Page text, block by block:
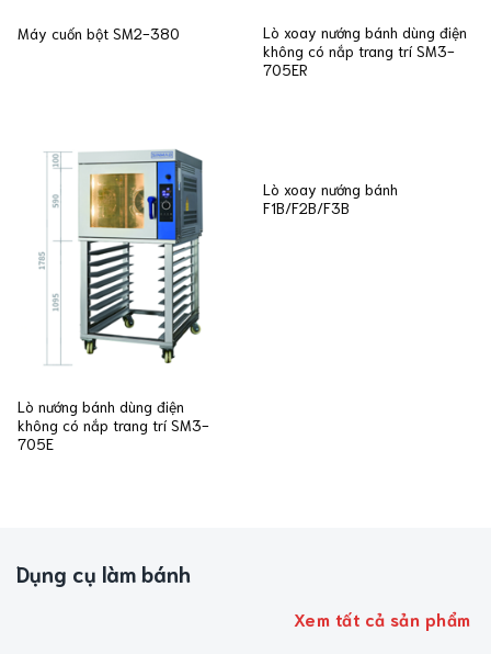
Máy cuốn bột SM2-380
Lò xoay nướng bánh dùng điện
không có nắp trang trí SM3-
705ER
Lò nướng bánh dùng điện
không có nắp trang trí SM3-
705E
Lò xoay nướng bánh
F1B/F2B/F3B
Dụng cụ làm bánh
Xem tất cả sản phẩm